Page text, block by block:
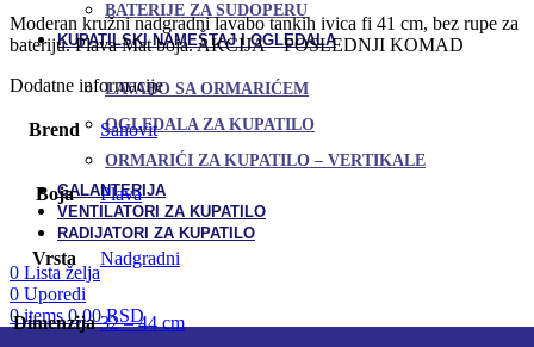
BATERIJE ZA SUDOPERU
KUPATILSKI NAMEŠTAJ I OGLEDALA
LAVABO SA ORMARIĆEM
OGLEDALA ZA KUPATILO
ORMARIĆI ZA KUPATILO – VERTIKALE
GALANTERIJA
VENTILATORI ZA KUPATILO
RADIJATORI ZA KUPATILO
0 Lista želja
0 Uporedi
0items 0,00RSD
Moderan kružni nadgradni lavabo tankih ivica fi 41 cm, bez rupe za
bateriju. Plava Mat boja. AKCIJA – POSLEDNJI KOMAD
Dodatne informacije
Brend Sanovit
Boja Plava
Vrsta Nadgradni
Dimenzija 32 – 44 cm